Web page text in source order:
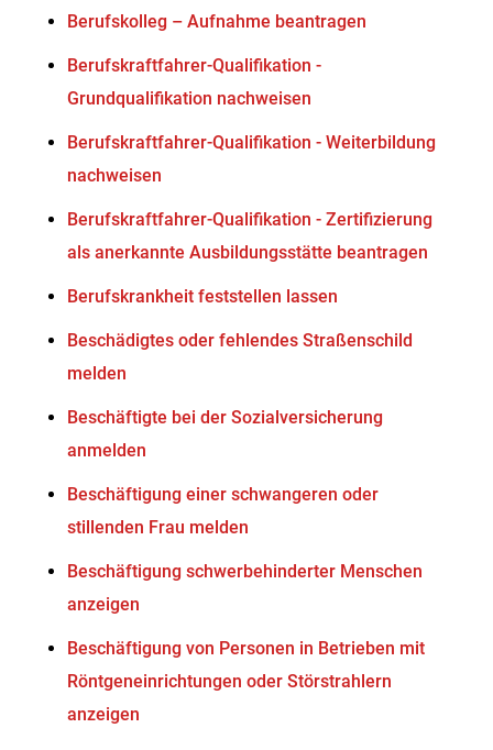
Berufskolleg – Aufnahme beantragen
Berufskraftfahrer-Qualifikation -
Grundqualifikation nachweisen
Berufskraftfahrer-Qualifikation - Weiterbildung
nachweisen
Berufskraftfahrer-Qualifikation - Zertifizierung
als anerkannte Ausbildungsstätte beantragen
Berufskrankheit feststellen lassen
Beschädigtes oder fehlendes Straßenschild
melden
Beschäftigte bei der Sozialversicherung
anmelden
Beschäftigung einer schwangeren oder
stillenden Frau melden
Beschäftigung schwerbehinderter Menschen
anzeigen
Beschäftigung von Personen in Betrieben mit
Röntgeneinrichtungen oder Störstrahlern
anzeigen